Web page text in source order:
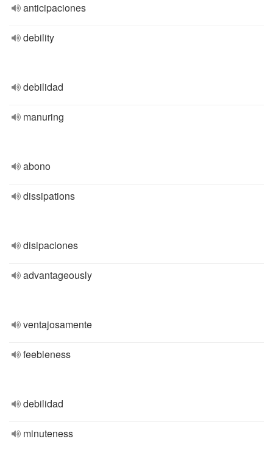
anticipaciones
debility
debilidad
manuring
abono
dissipations
disipaciones
advantageously
ventajosamente
feebleness
debilidad
minuteness